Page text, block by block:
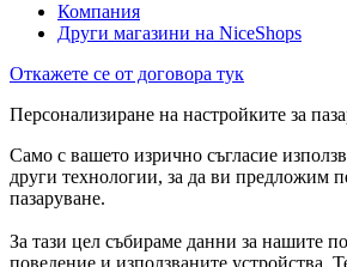
Компания
Други магазини на NiceShops
Откажете се от договора тук
Персонализиране на настройките за
Само с вашето изрично съгласие
други технологии, за да ви предложим
пазаруване.
За тази цел събираме данни за нашите